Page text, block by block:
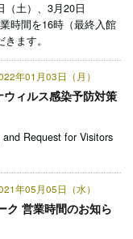
（土）、3月20日
時間を16時（最終入館
ます。
年01月03日（月）
ウィルス感染予防対策
Request for Visitors
年05月05日（水）
ク 営業時間のお知ら